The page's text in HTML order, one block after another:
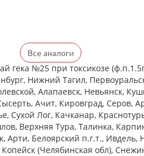
Все аналоги
гека №25 при токсикозе
Нижний Тагил,
Алапаевск, Невьянск,
Ачит, Кировград, Серов,
Сухой Лог, Качканар,
Верхняя Тура, Талинка,
Арти, Белоярский п.г.т., Ивдель,
(Челябинская обл),